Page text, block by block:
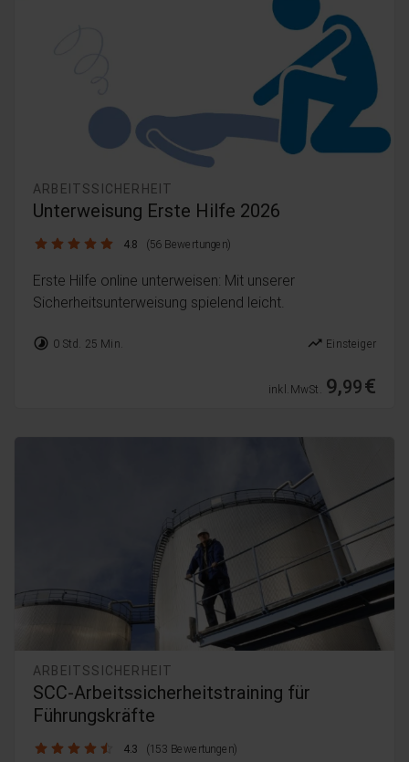
ARBEITSSICHERHEIT
Unterweisung Erste Hilfe 2026
4.8 / 5 4.8 (56 Bewertungen)
Erste Hilfe online unterweisen: Mit unserer
Sicherheitsunterweisung spielend leicht.
timelapse 0 Std. 25 Min. trending_up Einsteiger
inkl. MwSt. 9,99€
ARBEITSSICHERHEIT
SCC-Arbeitssicherheitstraining für
Führungskräfte
4.3 / 5 4.3 (153 Bewertungen)